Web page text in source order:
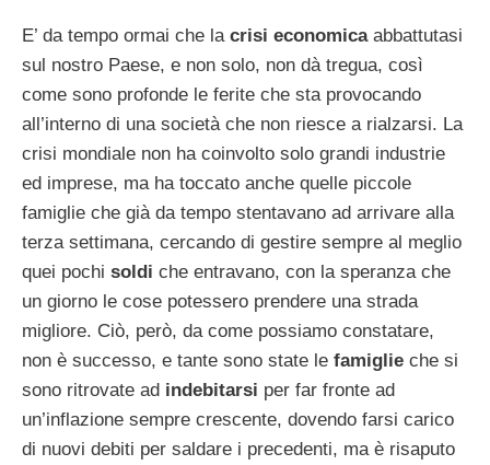
E’ da tempo ormai che la crisi economica abbattutasi
sul nostro Paese, e non solo, non dà tregua, così
come sono profonde le ferite che sta provocando
all’interno di una società che non riesce a rialzarsi. La
crisi mondiale non ha coinvolto solo grandi industrie
ed imprese, ma ha toccato anche quelle piccole
famiglie che già da tempo stentavano ad arrivare alla
terza settimana, cercando di gestire sempre al meglio
quei pochi soldi che entravano, con la speranza che
un giorno le cose potessero prendere una strada
migliore. Ciò, però, da come possiamo constatare,
non è successo, e tante sono state le famiglie che si
sono ritrovate ad indebitarsi per far fronte ad
un’inflazione sempre crescente, dovendo farsi carico
di nuovi debiti per saldare i precedenti, ma è risaputo